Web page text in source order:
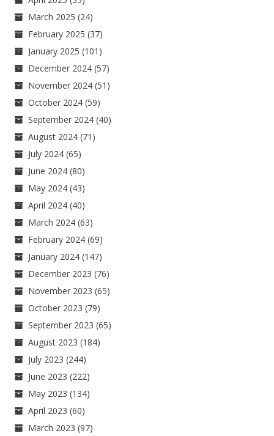
March 2025 (24)
February 2025 (37)
January 2025 (101)
December 2024 (57)
November 2024 (51)
October 2024 (59)
September 2024 (40)
August 2024 (71)
July 2024 (65)
June 2024 (80)
May 2024 (43)
April 2024 (40)
March 2024 (63)
February 2024 (69)
January 2024 (147)
December 2023 (76)
November 2023 (65)
October 2023 (79)
September 2023 (65)
August 2023 (184)
July 2023 (244)
June 2023 (222)
May 2023 (134)
April 2023 (60)
March 2023 (97)